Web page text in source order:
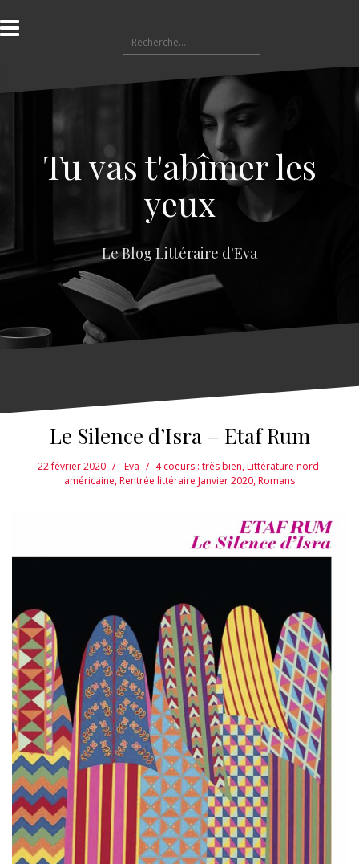
l
a
e
e
Tu vas t'abîmer les
yeux
Le Blog Littéraire d'Eva
Le Silence d’Isra – Etaf Rum
22 février 2020 Eva 4 coeurs : très bien,Littérature nord-
américaine,Rentrée littéraire Janvier 2020,Romans